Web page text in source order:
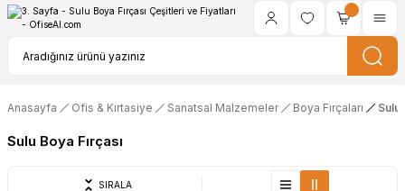
Anasayfa Ofis & Kırtasiye Sanatsal Malzemeler Boya Fırçaları Sulu
Sulu Boya Fırçası
SIRALA